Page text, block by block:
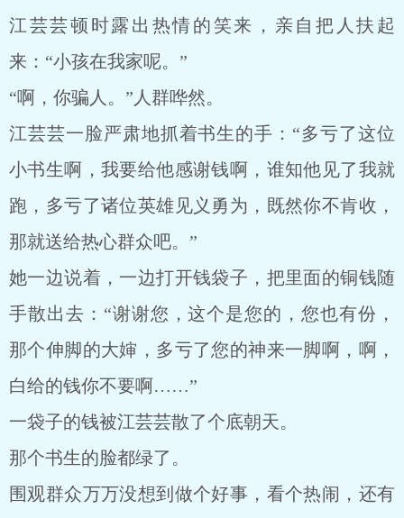
江芸芸顿时露出热情的笑来，亲自把人扶起
来：“小孩在我家呢。”
“啊，你骗人。”人群哗然。
江芸芸一脸严肃地抓着书生的手：“多亏了这位
小书生啊，我要给他感谢钱啊，谁知他见了我就
跑，多亏了诸位英雄见义勇为，既然你不肯收，
那就送给热心群众吧。”
她一边说着，一边打开钱袋子，把里面的铜钱随
手散出去：“谢谢您，这个是您的，您也有份，
那个伸脚的大婶，多亏了您的神来一脚啊，啊，
白给的钱你不要啊……”
一袋子的钱被江芸芸散了个底朝天。
那个书生的脸都绿了。
围观群众万万没想到做个好事，看个热闹，还有